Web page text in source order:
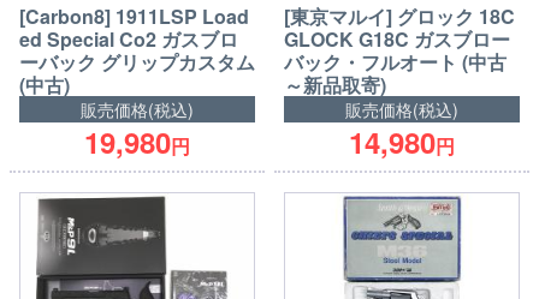
[Carbon8] 1911LSP Load
ed Special Co2 ガスブロ
ーバック グリップカスタム
(中古)
販売価格(税込)
19,980円
[東京マルイ] グロック 18C
GLOCK G18C ガスブロー
バック・フルオート (中古
～新品取寄)
販売価格(税込)
14,980円